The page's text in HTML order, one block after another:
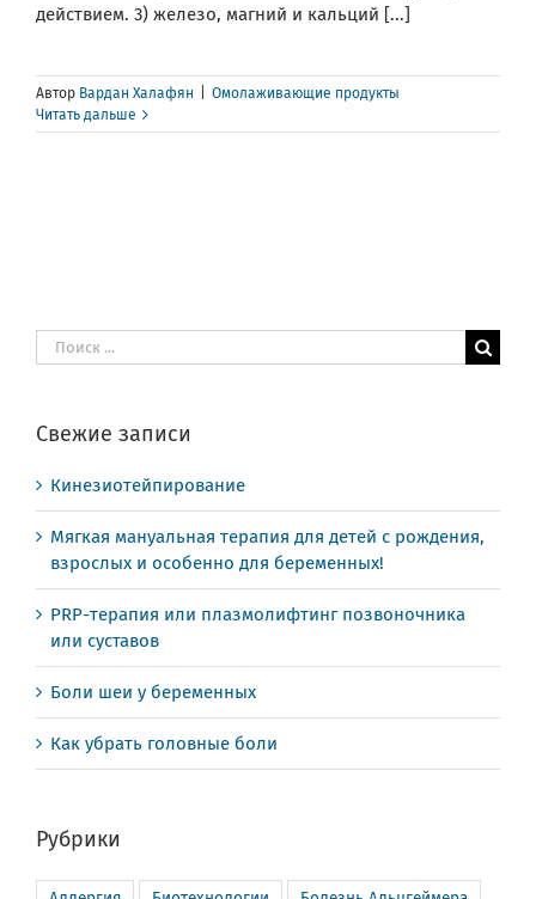
действием. 3) железо, магний и кальций [...]
Автор Вардан Халафян
Омолаживающие продукты
Читать дальше
Результат
поиска:
Свежие записи
Кинезиотейпирование
Мягкая мануальная терапия для детей с рождения,
взрослых и особенно для беременных!
PRP-терапия или плазмолифтинг позвоночника
или суставов
Боли шеи у беременных
Как убрать головные боли
Рубрики